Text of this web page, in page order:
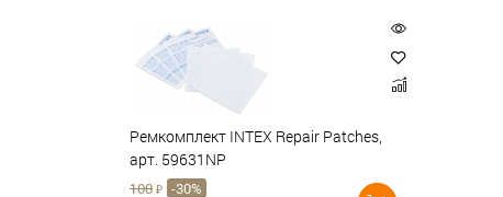
Ремкомплект INTEX Repair Patches,
арт. 59631NP
100 ₽ -30%